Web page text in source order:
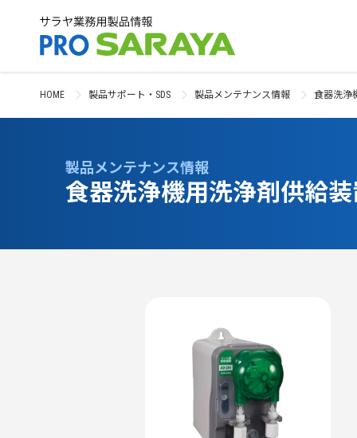
HOME 製品サポート・SDS 製品メンテナンス情報 食器洗浄
製品メンテナンス情報
食器洗浄機用洗浄剤供給